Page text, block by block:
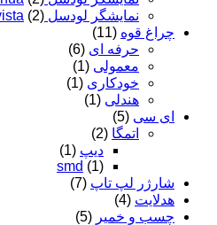
نمایشگر لودسل vista (2)
چراغ قوه (11)
حرفه ای (6)
معمولی (1)
خودکاری (1)
هندلی (1)
ای سی (5)
اتمگا (2)
دیپ (1)
smd (1)
شارژر لپ تاپ (7)
هدلایت (4)
چسب و خمیر (5)